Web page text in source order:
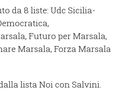
da 8 liste: Udc Sicilia-
Futuro per Marsala,
Marsala, Forza Marsala
lista Noi con Salvini.